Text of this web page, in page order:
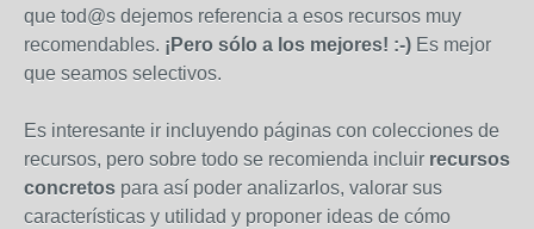
que tod@s dejemos referencia a esos recursos muy
recomendables. ¡Pero sólo a los mejores! :-) Es mejor
que seamos selectivos.
Es interesante ir incluyendo páginas con colecciones de
recursos, pero sobre todo se recomienda incluir recursos
concretos para así poder analizarlos, valorar sus
características y utilidad y proponer ideas de cómo